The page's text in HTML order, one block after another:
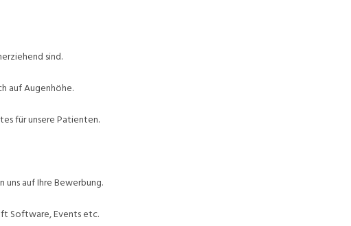
sind.
auf Augenhöhe.
für unsere Patienten.
auf Ihre Bewerbung.
Software, Events etc.